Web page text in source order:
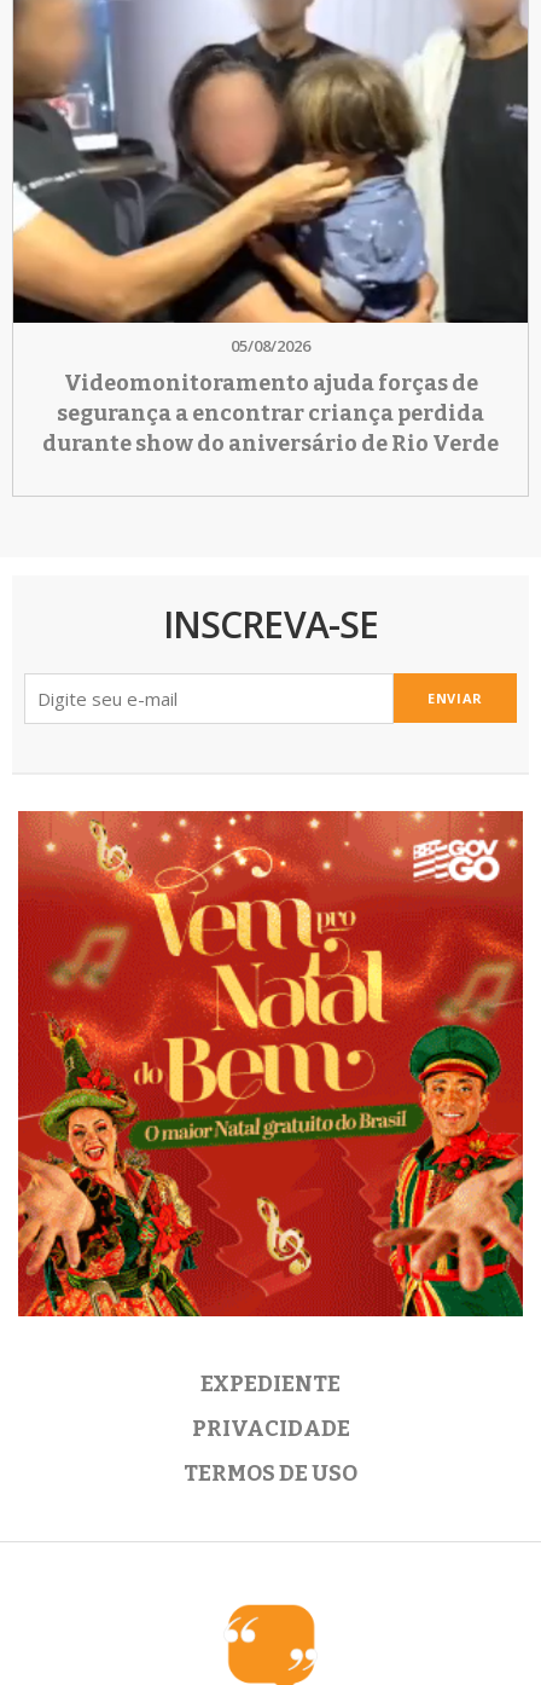
05/08/2026
Videomonitoramento ajuda forças de
segurança a encontrar criança perdida
durante show do aniversário de Rio Verde
INSCREVA-SE
ENVIAR
EXPEDIENTE
PRIVACIDADE
TERMOS DE USO